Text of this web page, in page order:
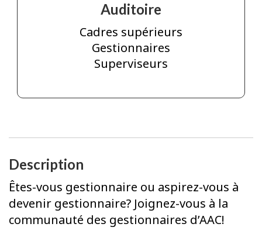
Auditoire
Cadres supérieurs
Gestionnaires
Superviseurs
Description
Êtes-vous gestionnaire ou aspirez-vous à
devenir gestionnaire? Joignez-vous à la
communauté des gestionnaires d’AAC!